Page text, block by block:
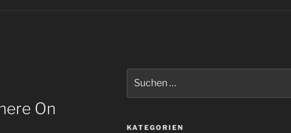
On
nach:
KATEGORIEN